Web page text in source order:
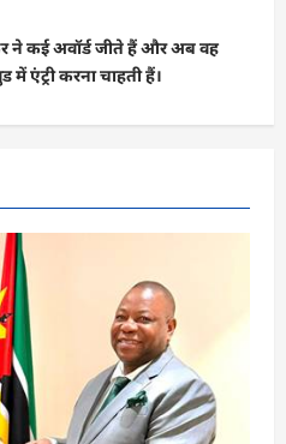
ने कई अवॉर्ड जीते हैं और अब वह
एंट्री करना चाहती हैं।